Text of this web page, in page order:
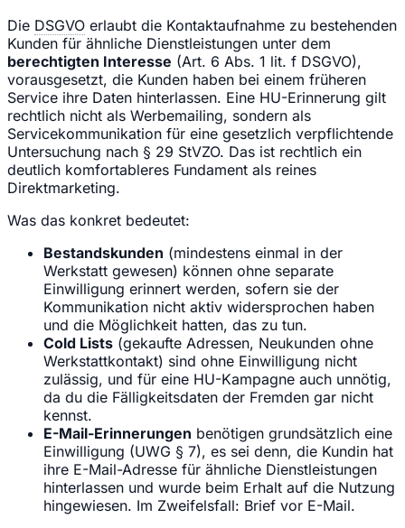
Die DSGVO erlaubt die Kontaktaufnahme zu bestehenden
Kunden für ähnliche Dienstleistungen unter dem
berechtigten Interesse (Art. 6 Abs. 1 lit. f DSGVO),
vorausgesetzt, die Kunden haben bei einem früheren
Service ihre Daten hinterlassen. Eine HU-Erinnerung gilt
rechtlich nicht als Werbemailing, sondern als
Servicekommunikation für eine gesetzlich verpflichtende
Untersuchung nach § 29 StVZO. Das ist rechtlich ein
deutlich komfortableres Fundament als reines
Direktmarketing.
Was das konkret bedeutet:
Bestandskunden (mindestens einmal in der
Werkstatt gewesen) können ohne separate
Einwilligung erinnert werden, sofern sie der
Kommunikation nicht aktiv widersprochen haben
und die Möglichkeit hatten, das zu tun.
Cold Lists (gekaufte Adressen, Neukunden ohne
Werkstattkontakt) sind ohne Einwilligung nicht
zulässig, und für eine HU-Kampagne auch unnötig,
da du die Fälligkeitsdaten der Fremden gar nicht
kennst.
E-Mail-Erinnerungen benötigen grundsätzlich eine
Einwilligung (UWG § 7), es sei denn, die Kundin hat
ihre E-Mail-Adresse für ähnliche Dienstleistungen
hinterlassen und wurde beim Erhalt auf die Nutzung
hingewiesen. Im Zweifelsfall: Brief vor E-Mail.